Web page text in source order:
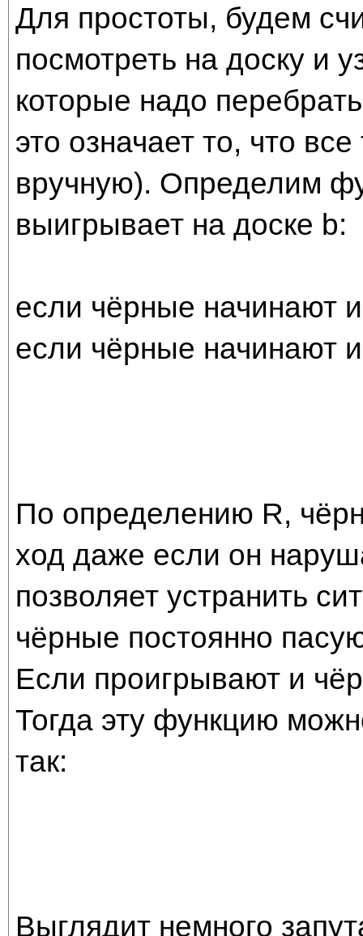
Для простоты, будем
посмотреть на доску и
которые надо
это означает то, что
вручную). Определим
выигрывает на доске b:
если чёрные начинают
если чёрные начинают
По определению R,
ход даже если он
позволяет устранить
чёрные постоянно
Если проигрывают и
Тогда эту функцию
так:
Выглядит немного